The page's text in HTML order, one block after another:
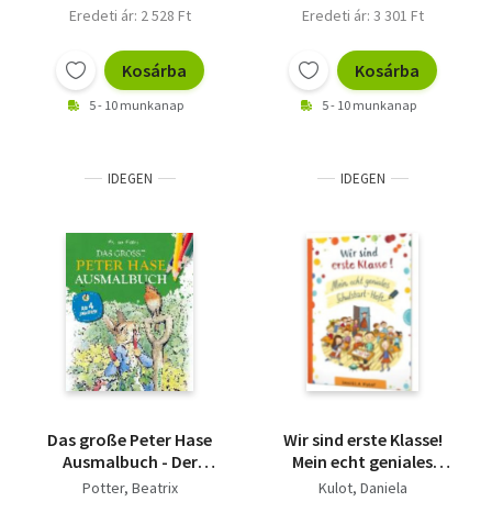
Eredeti ár: 2 528 Ft
Kosárba
5 - 10 munkanap
Eredeti ár: 3 301 Ft
Kosárba
5 - 10 munkanap
IDEGEN
Das große Peter Hase
Ausmalbuch - Der
große Ausmalspaß für
Potter, Beatrix
IDEGEN
Wir sind erste Klasse!
Mein echt geniales
Schulstart-Heft - |
Kulot, Daniela